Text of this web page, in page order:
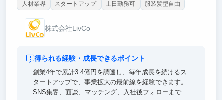
人材業界
スタートアップ 土日勤務可 服装髪型自由
株式会社LivCo
得られる経験・成長できるポイント
創業4年で累計3.4億円を調達し、毎年成長を続けるス
タートアップで、事業拡大の最前線を経験できます。
SNS集客、面談、マッチング、入社後フォローまで一